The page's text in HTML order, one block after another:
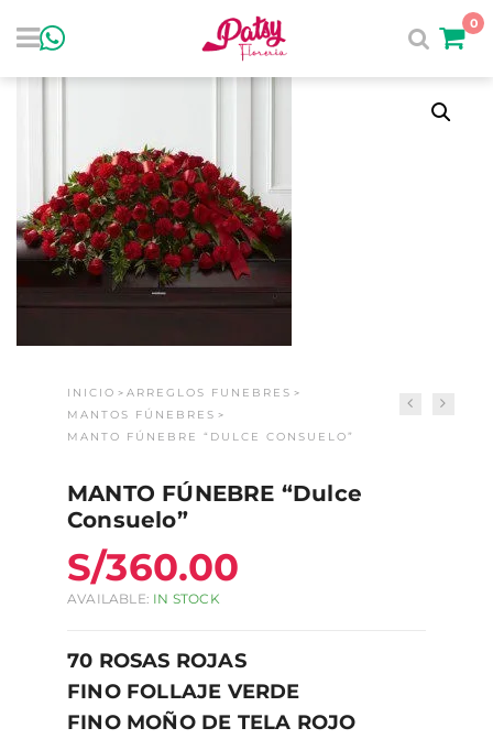
0
INICIO > ARREGLOS FUNEBRES >
MANTOS FÚNEBRES >
MANTO FÚNEBRE “DULCE CONSUELO”
MANTO FÚNEBRE “Dulce
Consuelo”
S/360.00
AVAILABLE: IN STOCK
70 ROSAS ROJAS
FINO FOLLAJE VERDE
FINO MOÑO DE TELA ROJO